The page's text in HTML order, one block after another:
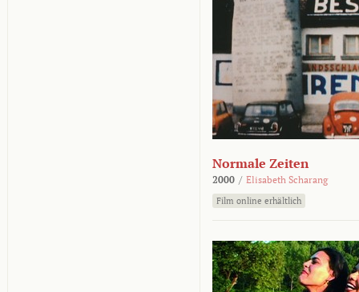
Normale Zeiten
2000 / Elisabeth Scharang
Film online erhältlich